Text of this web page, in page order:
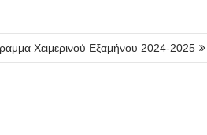
Χειμερινού Εξαμήνου 2024-2025